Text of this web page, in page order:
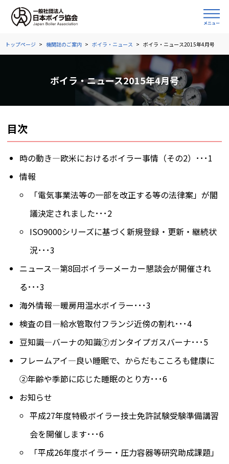
トップページ 機関誌のご案内 ボイラ・ニュース ボイラ・ニュース2015年4月号
ボイラ・ニュース2015年4月号
目次
時の動き―欧米におけるボイラー事情（その2）･･･1
情報
「電気事業法等の一部を改正する等の法律案」が閣
議決定されました･･･2
ISO9000シリーズに基づく新規登録・更新・継続状
況･･･3
ニュース―第8回ボイラーメーカー懇談会が開催され
る･･･3
海外情報―暖房用温水ボイラー･･･3
検査の目―給水管取付フランジ近傍の割れ･･･4
豆知識―バーナの知識⑦ガンタイプガスバーナ･･･5
フレームアイ―良い睡眠で、からだもこころも健康に
②年齢や季節に応じた睡眠のとり方･･･6
お知らせ
平成27年度特級ボイラー技士免許試験受験準備講習
会を開催します･･･6
「平成26年度ボイラー・圧力容器等研究助成課題」